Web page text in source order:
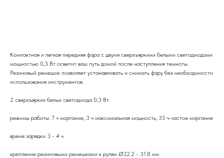
Компактная и легкая передняя фара с двумя сверхъяркими белыми светодиодами
мощностью 0,3 Вт осветит ваш путь домой после наступления темноты.
Резиновый ремешок позволяет устанавливать и снимать фару без необходимости
использования инструментов.
2 сверхъярких белых светодиода 0,3 Вт
режимы работы: 7 ч моргание, 3 ч максимальная мощность, 35 ч частое моргание
время зарядки 3 - 4 ч
крепление резиновыми ремешками к рулям Ø22.2 - 31.8 мм